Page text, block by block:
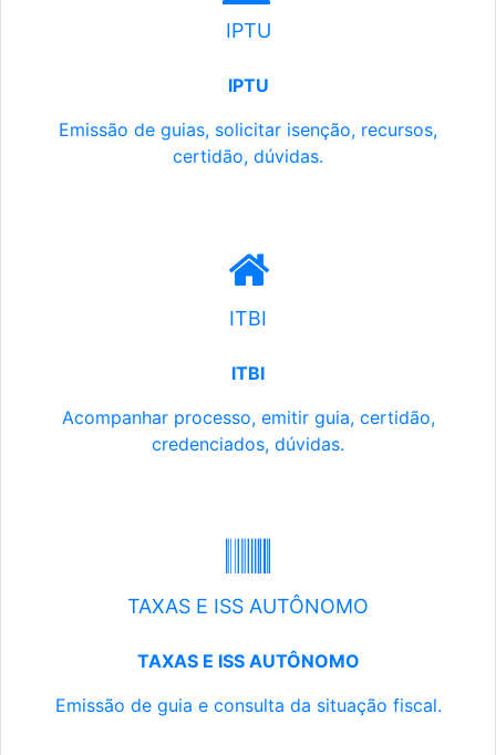
IPTU
IPTU
Emissão de guias, solicitar isenção, recursos,
certidão, dúvidas.
ITBI
ITBI
Acompanhar processo, emitir guia, certidão,
credenciados, dúvidas.
TAXAS E ISS AUTÔNOMO
TAXAS E ISS AUTÔNOMO
Emissão de guia e consulta da situação fiscal.